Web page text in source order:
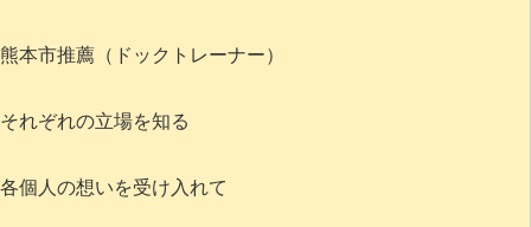
熊本市推薦（ドックトレーナー）
それぞれの立場を知る
各個人の想いを受け入れて